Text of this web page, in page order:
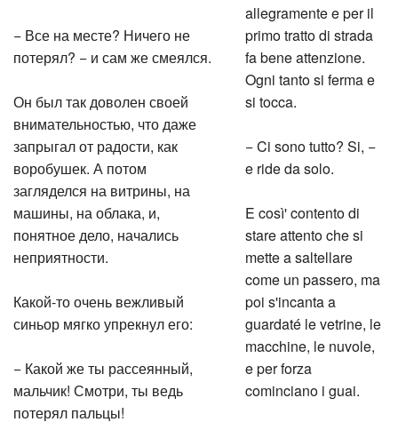
− Все на месте? Ничего не
потерял? − и сам же смеялся.
Он был так доволен своей
внимательностью, что даже
запрыгал от радости, как
воробушек. А потом
загляделся на витрины, на
машины, на облака, и,
понятное дело, начались
неприятности.
Какой-то очень вежливый
синьор мягко упрекнул его:
− Какой же ты рассеянный,
мальчик! Смотри, ты ведь
потерял пальцы!
allegramente e per il
primo tratto di strada
fa bene attenzione.
Ogni tanto si ferma e
si tocca.
− Ci sono tutto? Si, −
e ride da solo.
E così' contento di
stare attento che si
mette a saltellare
come un passero, ma
poi s'incanta a
guardaté le vetrine, le
macchine, le nuvole,
e per forza
cominciano i guai.